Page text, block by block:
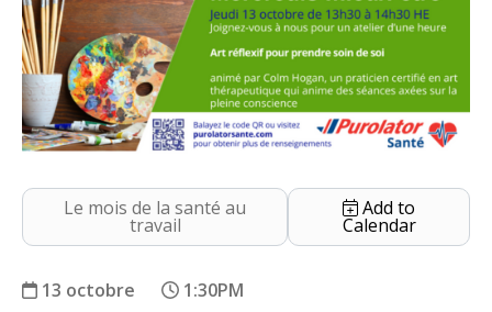
Le mois de la santé au
travail
Add to
Calendar
13 octobre 1:30PM